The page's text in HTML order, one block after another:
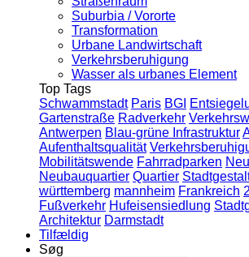
Suburbia / Vororte
Transformation
Urbane Landwirtschaft
Verkehrsberuhigung
Wasser als urbanes Element
Top Tags
Schwammstadt Paris BGI
Gartenstraße Radverkehr
Antwerpen Blau-grüne Infrastruktur
Aufenthaltsqualität
Mobilitätswende Fahrradparken
Neubauquartier Quartier
württemberg mannheim Frankreich
Fußverkehr Hufeisensiedlung
Architektur Darmstadt
Tilfældig
Søg